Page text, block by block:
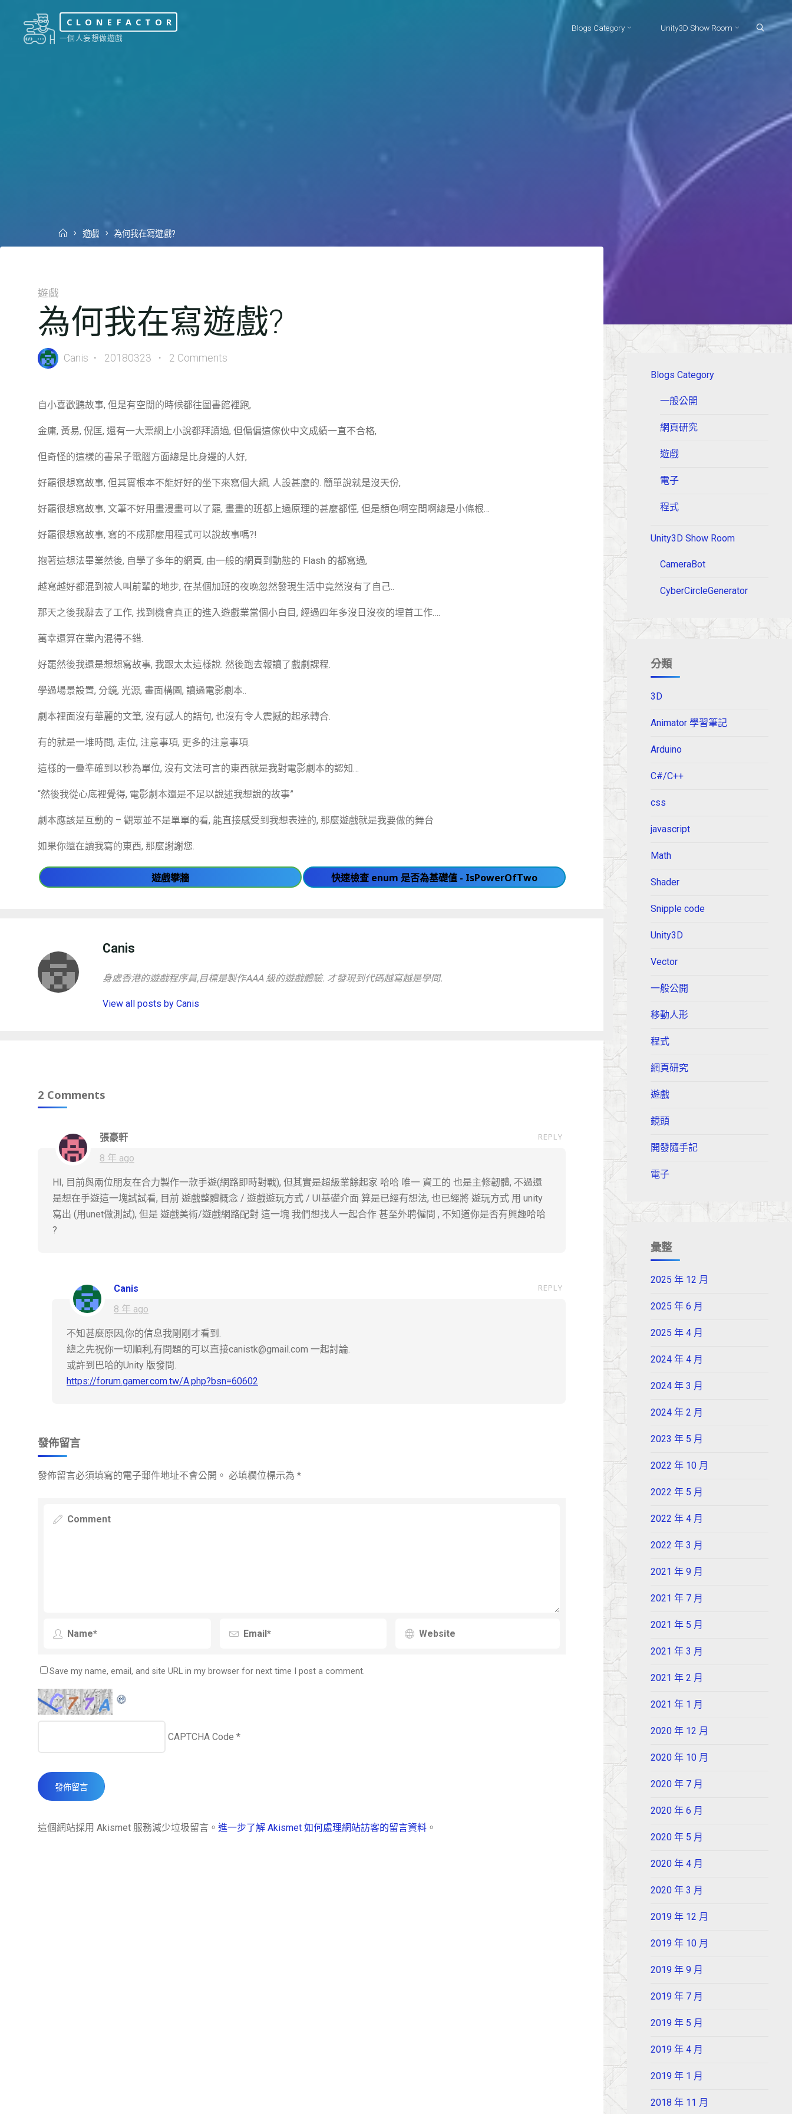
content
CLONEFACTOR
一個人妄想做遊戲
Blogs Category Unity3D Show Room
Home
遊戲 為何我在寫遊戲?
遊戲
為何我在寫遊戲?
Canis 20180323 2 Comments
自小喜歡聽故事, 但是有空閒的時候都往圖書館裡跑,
金庸, 黃易, 倪匡, 還有一大票網上小說都拜讀過, 但偏偏這傢伙中文成績一直不合格,
但奇怪的這樣的書呆子電腦方面總是比身邊的人好,
好罷很想寫故事, 但其實根本不能好好的坐下來寫個大綱, 人設甚麼的. 簡單說就是沒天份,
好罷很想寫故事, 文筆不好用畫漫畫可以了罷, 畫畫的班都上過原理的甚麼都懂, 但是顏色啊空間啊總是小條根…
好罷很想寫故事, 寫的不成那麼用程式可以說故事嗎?!
抱著這想法畢業然後, 自學了多年的網頁, 由一般的網頁到動態的 Flash 的都寫過,
越寫越好都混到被人叫前輩的地步, 在某個加班的夜晚忽然發現生活中竟然沒有了自己..
那天之後我辭去了工作, 找到機會真正的進入遊戲業當個小白目, 經過四年多沒日沒夜的埋首工作….
萬幸還算在業內混得不錯.
好罷然後我還是想想寫故事, 我跟太太這樣說. 然後跑去報讀了戲劇課程.
學過場景設置, 分鏡, 光源, 畫面構圖, 讀過電影劇本..
劇本裡面沒有華麗的文筆, 沒有感人的語句, 也沒有令人震撼的起承轉合.
有的就是一堆時間, 走位, 注意事項, 更多的注意事項.
這樣的一疊準確到以秒為單位, 沒有文法可言的東西就是我對電影劇本的認知…
“然後我從心底裡覺得, 電影劇本還是不足以說述我想說的故事”
劇本應該是互動的 – 觀眾並不是單單的看, 能直接感受到我想表達的, 那麼遊戲就是我要做的舞台
如果你還在讀我寫的東西, 那麼謝謝您.
遊戲攀牆 快速檢查 enum 是否為基礎值 - IsPowerOfTwo
Canis
身處香港的遊戲程序員,目標是製作AAA 級的遊戲體驗. 才發現到代碼越寫越是學問.
View all posts by Canis
2 Comments
張豪軒
8 年 ago
REPLY
HI, 目前與兩位朋友在合力製作一款手遊(網路即時對戰), 但其實是超級業餘起家 哈哈 唯一 資工的 也是主修韌體, 不過還
是想在手遊這一塊試試看, 目前 遊戲整體概念 / 遊戲遊玩方式 / UI基礎介面 算是已經有想法, 也已經將 遊玩方式 用 unity
寫出 (用unet做測試), 但是 遊戲美術/遊戲網路配對 這一塊 我們想找人一起合作 甚至外聘僱問 , 不知道你是否有興趣哈哈
?
Canis
8 年 ago
REPLY
不知甚麼原因,你的信息我剛剛才看到.
總之先祝你一切順利,有問題的可以直接canistk@gmail.com 一起討論.
或許到巴哈的Unity 版發問.
https://forum.gamer.com.tw/A.php?bsn=60602
發佈留言
發佈留言必須填寫的電子郵件地址不會公開。 必填欄位標示為 *
Save my name, email, and site URL in my browser for next time I post a comment.
CAPTCHA Code *
這個網站採用 Akismet 服務減少垃圾留言。 進一步了解 Akismet 如何處理網站訪客的留言資料 。
Blogs Category
一般公開
網頁研究
遊戲
電子
程式
Unity3D Show Room
CameraBot
CyberCircleGenerator
分類
3D
Animator 學習筆記
Arduino
C#/C++
css
javascript
Math
Shader
Snipple code
Unity3D
Vector
一般公開
移動人形
程式
網頁研究
遊戲
鏡頭
開發隨手記
電子
彙整
2025 年 12 月
2025 年 6 月
2025 年 4 月
2024 年 4 月
2024 年 3 月
2024 年 2 月
2023 年 5 月
2022 年 10 月
2022 年 5 月
2022 年 4 月
2022 年 3 月
2021 年 9 月
2021 年 7 月
2021 年 5 月
2021 年 3 月
2021 年 2 月
2021 年 1 月
2020 年 12 月
2020 年 10 月
2020 年 7 月
2020 年 6 月
2020 年 5 月
2020 年 4 月
2020 年 3 月
2019 年 12 月
2019 年 10 月
2019 年 9 月
2019 年 7 月
2019 年 5 月
2019 年 4 月
2019 年 1 月
2018 年 11 月